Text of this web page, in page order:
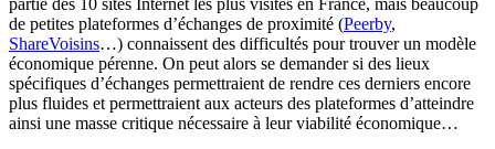
de petites plateformes d’échanges de proximité (Peerby,
ShareVoisins…) connaissent des difficultés pour trouver un modèle
économique pérenne. On peut alors se demander si des lieux
spécifiques d’échanges permettraient de rendre ces derniers encore
plus fluides et permettraient aux acteurs des plateformes d’atteindre
ainsi une masse critique nécessaire à leur viabilité économique…